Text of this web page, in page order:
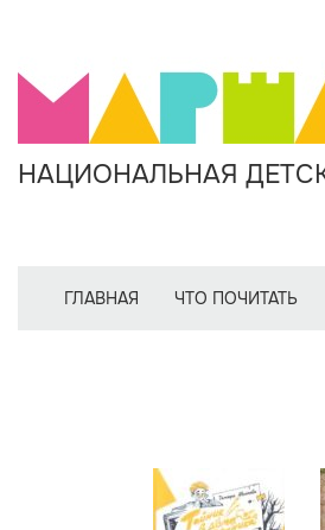
НАЦИОНАЛЬНАЯ
ГЛАВНАЯ ЧТО ПОЧИТАТЬ